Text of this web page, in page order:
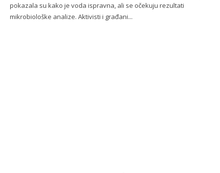
pokazala su kako je voda ispravna, ali se očekuju rezultati
mikrobiološke analize. Aktivisti i građani...